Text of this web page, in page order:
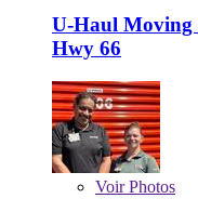
U-Haul Moving
Hwy 66
VoirPhotos